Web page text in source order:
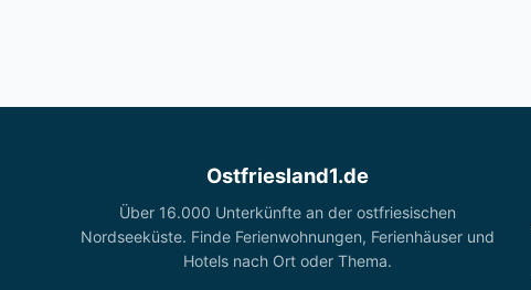
Ostfriesland1.de
Über 16.000 Unterkünfte an der ostfriesischen
Nordseeküste. Finde Ferienwohnungen, Ferienhäuser und
Hotels nach Ort oder Thema.